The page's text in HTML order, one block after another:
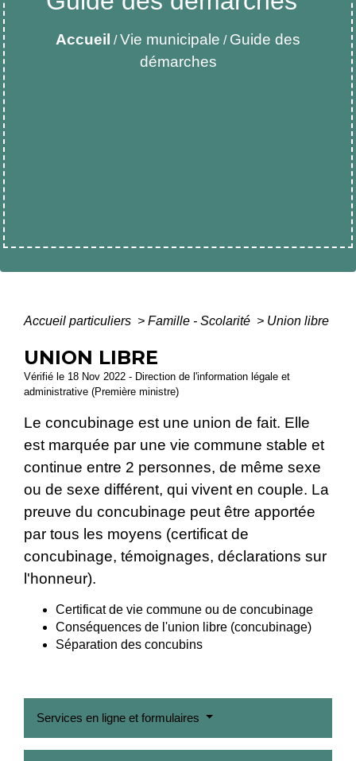
Accueil /Vie municipale / Guide des
démarches
Accueil particuliers > Famille - Scolarité > Union libre
UNION LIBRE
Vérifié le 18 Nov 2022 - Direction de l'information légale et
administrative (Première ministre)
Le concubinage est une union de fait. Elle
est marquée par une vie commune stable et
continue entre 2 personnes, de même sexe
ou de sexe différent, qui vivent en couple. La
preuve du concubinage peut être apportée
par tous les moyens (certificat de
concubinage, témoignages, déclarations sur
l'honneur).
Certificat de vie commune ou de concubinage
Conséquences de l'union libre (concubinage)
Séparation des concubins
Services en ligne et formulaires